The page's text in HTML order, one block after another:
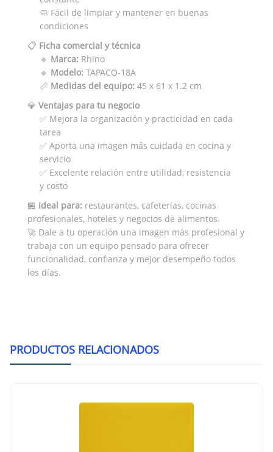
🧼 Fácil de limpiar y mantener en buenas
condiciones
📋 Ficha comercial y técnica
🔹 Marca: Rhino
🔹 Modelo: TAPACO-18A
📏 Medidas del equipo: 45 x 61 x 1.2 cm
💎 Ventajas para tu negocio
✅ Mejora la organización y practicidad en cada
tarea
✅ Aporta una imagen más cuidada en cocina y
servicio
✅ Excelente relación entre utilidad, resistencia
y costo
🏪 Ideal para: restaurantes, cafeterías, cocinas
profesionales, hoteles y negocios de alimentos.
🚀 Dale a tu operación una imagen más profesional y
trabaja con un equipo pensado para ofrecer
funcionalidad, confianza y mejor desempeño todos
los días.
PRODUCTOS RELACIONADOS